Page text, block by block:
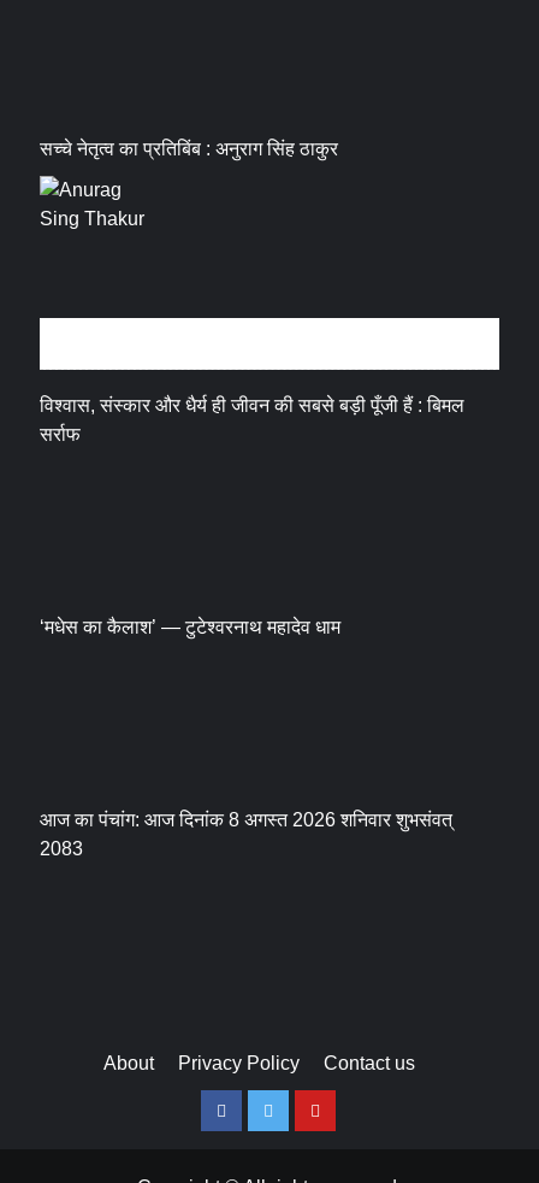
सच्चे नेतृत्व का प्रतिबिंब : अनुराग सिंह ठाकुर
विश्वास, संस्कार और धैर्य ही जीवन की सबसे बड़ी पूँजी हैं : बिमल
सर्राफ
‘मधेस का कैलाश’ — टुटेश्वरनाथ महादेव धाम
आज का पंचांग: आज दिनांक 8 अगस्त 2026 शनिवार शुभसंवत्
2083
About Privacy Policy Contact us
FacebookTwitterYoutube